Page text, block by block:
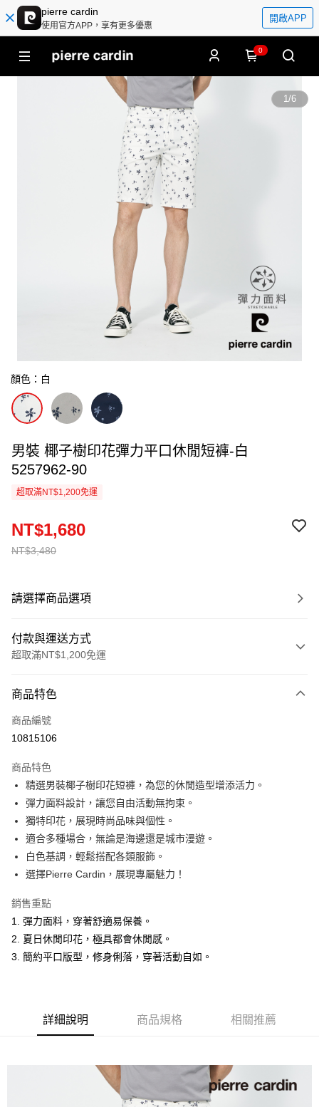
pierre cardin
使用官方APP，享有更多優惠
開啟APP
0
1/6
顏色：白
男裝 椰子樹印花彈力平口休閒短褲-白
5257962-90
超取滿NT$1,200免運
NT$3,480
NT$1,680
請選擇商品選項
付款與運送方式
超取滿NT$1,200免運
信用卡一次付款
超商取貨付款
Apple Pay
悠遊付
Google Pay
ATM付款
全家取貨付款
每筆NT$60，滿NT$1,200(含以上)免運費
付款後全家取貨
每筆NT$60，滿NT$1,200(含以上)免運費
商品特色
商品編號
10815106
商品特色
精選男裝椰子樹印花短褲，為您的休閒造型增添活力。
彈力面料設計，讓您自由活動無拘束。
獨特印花，展現時尚品味與個性。
適合多種場合，無論是海邊還是城市漫遊。
白色基調，輕鬆搭配各類服飾。
選擇Pierre Cardin，展現專屬魅力！
銷售重點
1. 彈力面料，穿著舒適易保養。
2. 夏日休閒印花，極具都會休閒感。
3. 簡約平口版型，修身俐落，穿著活動自如。
詳細說明 商品規格 相關推薦